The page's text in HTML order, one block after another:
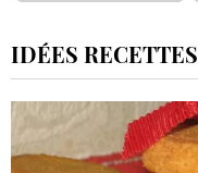
IDÉES RECETTES